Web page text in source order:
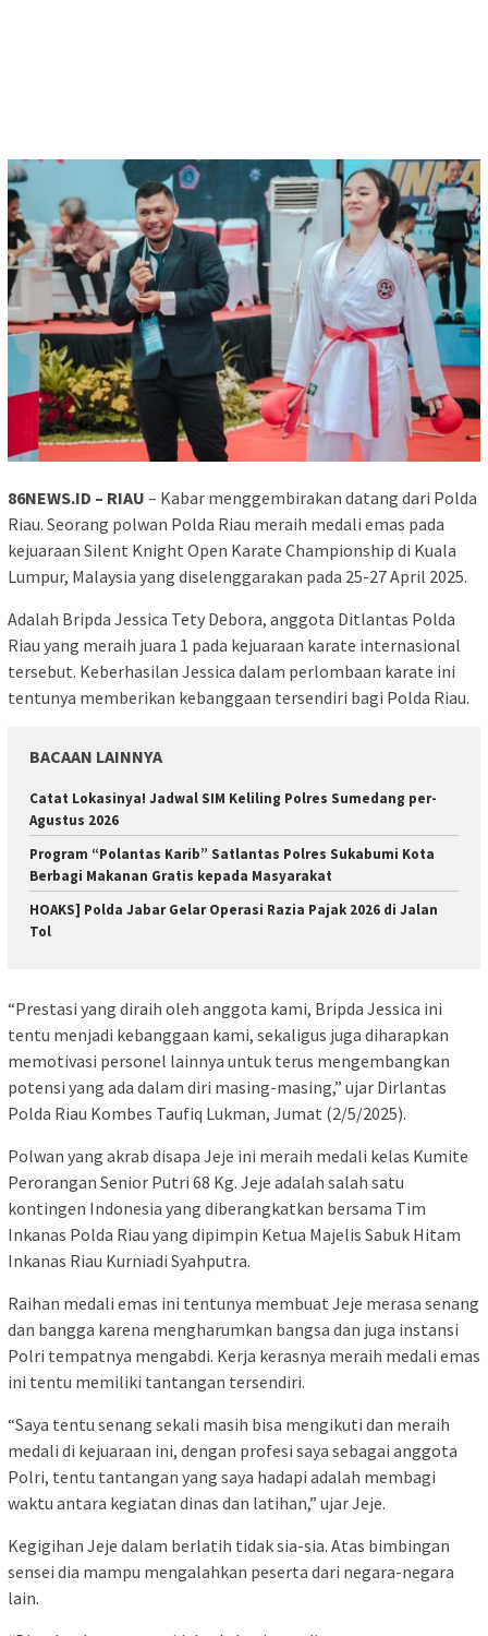
86NEWS.ID – RIAU – Kabar menggembirakan datang dari Polda
Riau. Seorang polwan Polda Riau meraih medali emas pada
kejuaraan Silent Knight Open Karate Championship di Kuala
Lumpur, Malaysia yang diselenggarakan pada 25-27 April 2025.
Adalah Bripda Jessica Tety Debora, anggota Ditlantas Polda
Riau yang meraih juara 1 pada kejuaraan karate internasional
tersebut. Keberhasilan Jessica dalam perlombaan karate ini
tentunya memberikan kebanggaan tersendiri bagi Polda Riau.
BACAAN LAINNYA
Catat Lokasinya! Jadwal SIM Keliling Polres Sumedang per-
Agustus 2026
Program “Polantas Karib” Satlantas Polres Sukabumi Kota
Berbagi Makanan Gratis kepada Masyarakat
HOAKS] Polda Jabar Gelar Operasi Razia Pajak 2026 di Jalan
Tol
“Prestasi yang diraih oleh anggota kami, Bripda Jessica ini
tentu menjadi kebanggaan kami, sekaligus juga diharapkan
memotivasi personel lainnya untuk terus mengembangkan
potensi yang ada dalam diri masing-masing,” ujar Dirlantas
Polda Riau Kombes Taufiq Lukman, Jumat (2/5/2025).
Polwan yang akrab disapa Jeje ini meraih medali kelas Kumite
Perorangan Senior Putri 68 Kg. Jeje adalah salah satu
kontingen Indonesia yang diberangkatkan bersama Tim
Inkanas Polda Riau yang dipimpin Ketua Majelis Sabuk Hitam
Inkanas Riau Kurniadi Syahputra.
Raihan medali emas ini tentunya membuat Jeje merasa senang
dan bangga karena mengharumkan bangsa dan juga instansi
Polri tempatnya mengabdi. Kerja kerasnya meraih medali emas
ini tentu memiliki tantangan tersendiri.
“Saya tentu senang sekali masih bisa mengikuti dan meraih
medali di kejuaraan ini, dengan profesi saya sebagai anggota
Polri, tentu tantangan yang saya hadapi adalah membagi
waktu antara kegiatan dinas dan latihan,” ujar Jeje.
Kegigihan Jeje dalam berlatih tidak sia-sia. Atas bimbingan
sensei dia mampu mengalahkan peserta dari negara-negara
lain.